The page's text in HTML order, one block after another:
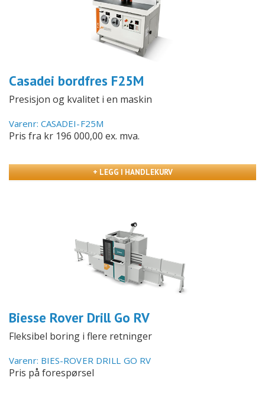
Casadei bordfres F25M
Presisjon og kvalitet i en maskin
Varenr: CASADEI-F25M
Pris fra kr 196 000,00 ex. mva.
+ LEGG I HANDLEKURV
Biesse Rover Drill Go RV
Fleksibel boring i flere retninger
Varenr: BIES-ROVER DRILL GO RV
Pris på forespørsel